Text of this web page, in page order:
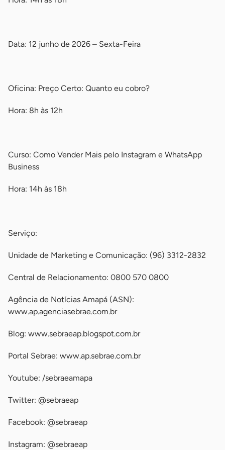
Data: 12 junho de 2026 – Sexta-Feira
Oficina: Preço Certo: Quanto eu cobro?
Hora: 8h às 12h
Curso: Como Vender Mais pelo Instagram e WhatsApp
Business
Hora: 14h às 18h
Serviço:
Unidade de Marketing e Comunicação: (96) 3312-2832
Central de Relacionamento: 0800 570 0800
Agência de Notícias Amapá (ASN):
www.ap.agenciasebrae.com.br
Blog: www.sebraeap.blogspot.com.br
Portal Sebrae: www.ap.sebrae.com.br
Youtube: /sebraeamapa
Twitter: @sebraeap
Facebook: @sebraeap
Instagram: @sebraeap